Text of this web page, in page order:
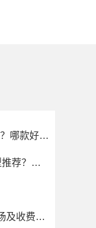
两厢车带人脸识别有哪些推荐？哪款好？价格多少
MPV带车顶行李架有哪些车型推荐？哪款好？价格多少
防洪纪念塔(轮渡站)附近停车场及收费标准